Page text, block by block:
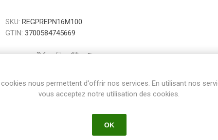
SKU: REGPREPN16M100
GTIN: 3700584745669
nous permettent d'offrir nos services. En utilisant nos
vous acceptez notre utilisation des cookies.
OK